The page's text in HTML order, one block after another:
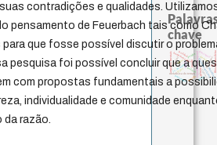
contradições e qualidades.
pensamento de Feuerbach tais como
que fosse possível discutir o
pesquisa foi possível concluir que a
com propostas fundamentais a
individualidade e comunidade
da razão.
chave
fundamentalismo
jacobi protágoras
experiência temporal
metafísica do tempo género
idade
intolerância
homem-medida filosofia brasileira
j.c.m. neto palavra
perdón
leyes violencia
guayaquil
logos
pedagogia
lei
arquivos mentais desejo
bataillemind
therapy
realidad